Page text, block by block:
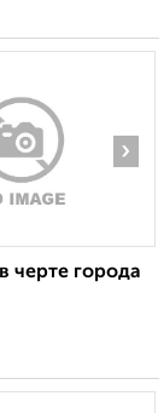
›
черте города